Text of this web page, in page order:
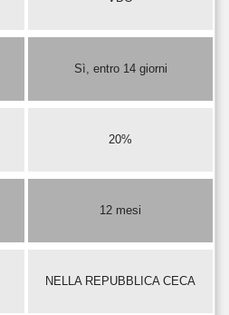
Sì, entro 14 giorni
20%
12 mesi
NELLA REPUBBLICA CECA